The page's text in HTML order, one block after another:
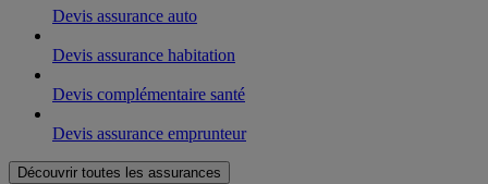
Devis assurance auto
Devis assurance habitation
Devis complémentaire santé
Devis assurance emprunteur
Découvrir toutes les assurances